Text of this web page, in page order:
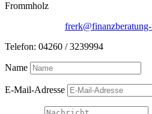
Frommholz
Telefon: 04260 / 3239994
Name
E-Mail-Adresse